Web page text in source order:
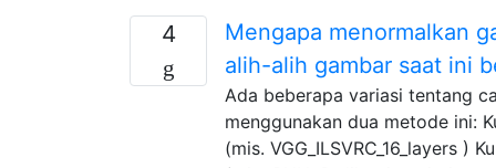
4
Mengapa menormalkan
alih-alih gambar saat ini
Ada beberapa variasi tentang
menggunakan dua metode ini:
(mis. VGG_ILSVRC_16_layers